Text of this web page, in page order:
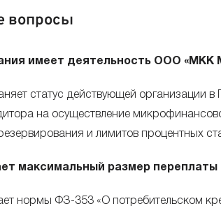
вопросы
имеет деятельность ООО «МКК
статус действующей организации
на осуществление
и лимитов процентных
максимальный размер переплаты
нормы ФЗ-353 «О потребительском